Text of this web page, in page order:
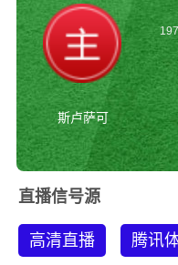
斯卢萨可
直播信号源
高清直播 腾讯